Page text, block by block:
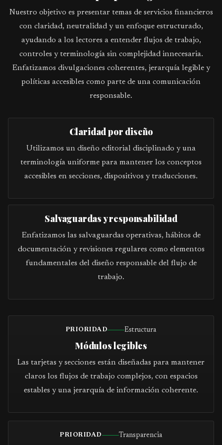
Nuestro objetivo es presentar temas de servicios financieros
con claridad, neutralidad y un enfoque estructurado,
ayudando a los lectores a entender flujos de trabajo,
controles y terminología sin complejidad innecesaria.
Enfatizamos divulgaciones coherentes, jerarquía legible y
políticas accesibles como parte de una comunicación
responsable.
Claridad por diseño
Utilizamos un diseño editorial disciplinado y una
terminología uniforme para mantener los conceptos
accesibles en secciones, dispositivos y traducciones.
Salvaguardas y responsabilidad
Enfatizamos las salvaguardas operativas, hábitos de
documentación y revisiones regulares como elementos
fundamentales del diseño responsable del flujo de
trabajo.
PRIORIDAD Estructura
Módulos legibles
Las tarjetas y secciones están diseñadas para mantener
claros los flujos de trabajo complejos, con espacios
estables y una jerarquía de información coherente.
PRIORIDAD Transparencia